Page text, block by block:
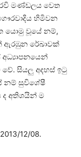
මණ්‌ඩලය වෙත
හිමිවන
යොමු වූයේ නම්,
ඇරඹුන රේඛාවක්‌
වේ. සියලු අදහස්‌ ඉටු
නම් සුවිශේෂී
ද අතිශයින් ම
12/08.